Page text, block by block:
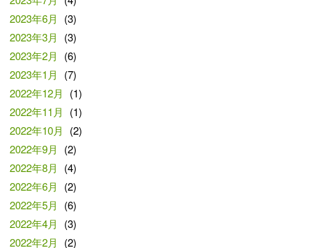
2023年6月
(3)
2023年3月
(3)
2023年2月
(6)
2023年1月
(7)
2022年12月
(1)
2022年11月
(1)
2022年10月
(2)
2022年9月
(2)
2022年8月
(4)
2022年6月
(2)
2022年5月
(6)
2022年4月
(3)
2022年2月
(2)